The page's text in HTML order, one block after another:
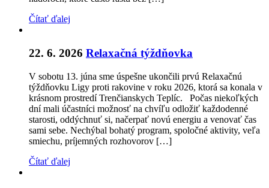
Čítať ďalej
22. 6. 2026 Relaxačná týždňovka
V sobotu 13. júna sme úspešne ukončili prvú Relaxačnú
týždňovku Ligy proti rakovine v roku 2026, ktorá sa konala v
krásnom prostredí Trenčianskych Teplíc. Počas niekoľkých
dní mali účastníci možnosť na chvíľu odložiť každodenné
starosti, oddýchnuť si, načerpať novú energiu a venovať čas
sami sebe. Nechýbal bohatý program, spoločné aktivity, veľa
smiechu, príjemných rozhovorov […]
Čítať ďalej